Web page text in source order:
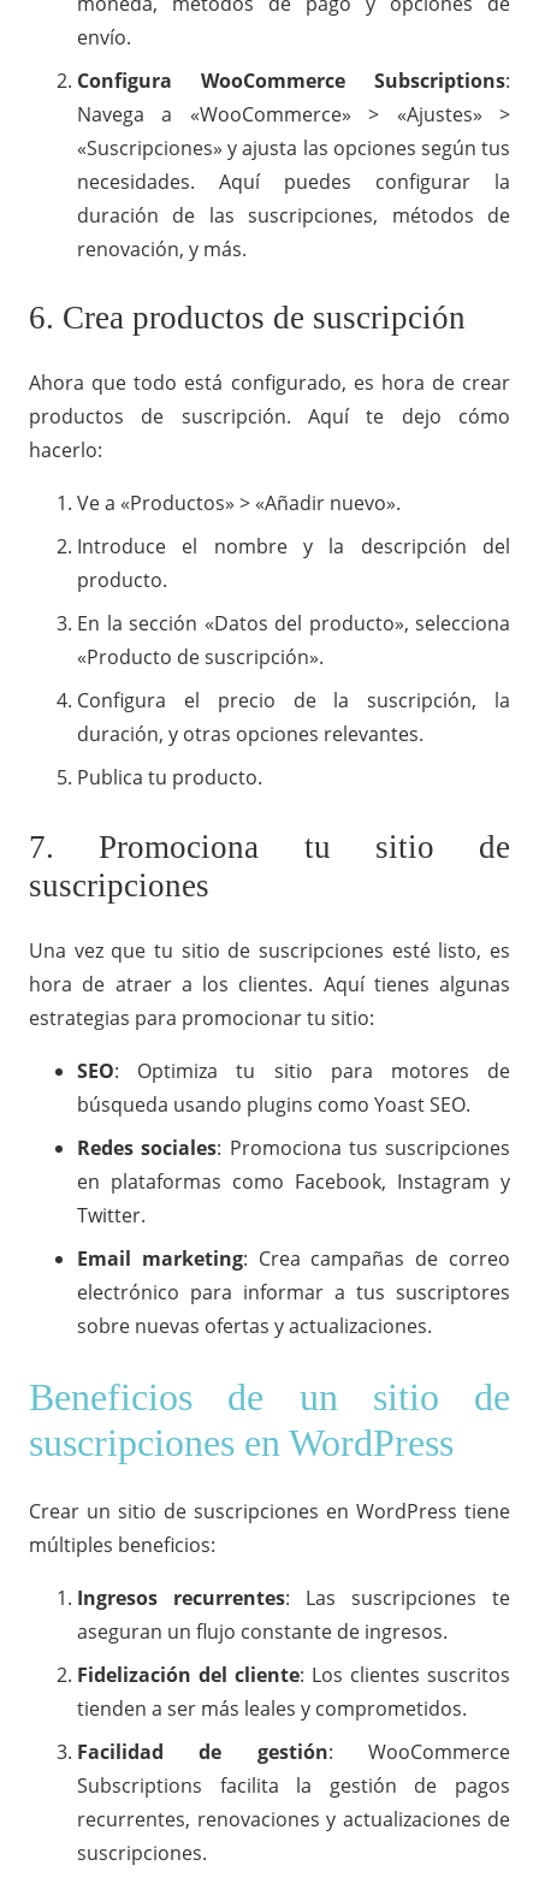
envío.
Configura WooCommerce Subscriptions:
Navega a «WooCommerce» > «Ajustes» >
«Suscripciones» y ajusta las opciones según tus
necesidades. Aquí puedes configurar la
duración de las suscripciones, métodos de
renovación, y más.
6. Crea productos de suscripción
Ahora que todo está configurado, es hora de crear
productos de suscripción. Aquí te dejo cómo
hacerlo:
Ve a «Productos» > «Añadir nuevo».
Introduce el nombre y la descripción del
producto.
En la sección «Datos del producto», selecciona
«Producto de suscripción».
Configura el precio de la suscripción, la
duración, y otras opciones relevantes.
Publica tu producto.
7. Promociona tu sitio de
suscripciones
Una vez que tu sitio de suscripciones esté listo, es
hora de atraer a los clientes. Aquí tienes algunas
estrategias para promocionar tu sitio:
SEO: Optimiza tu sitio para motores de
búsqueda usando plugins como Yoast SEO.
Redes sociales: Promociona tus suscripciones
en plataformas como Facebook, Instagram y
Twitter.
Email marketing: Crea campañas de correo
electrónico para informar a tus suscriptores
sobre nuevas ofertas y actualizaciones.
Beneficios de un sitio de
suscripciones en WordPress
Crear un sitio de suscripciones en WordPress tiene
múltiples beneficios:
Ingresos recurrentes: Las suscripciones te
aseguran un flujo constante de ingresos.
Fidelización del cliente: Los clientes suscritos
tienden a ser más leales y comprometidos.
Facilidad de gestión: WooCommerce
Subscriptions facilita la gestión de pagos
recurrentes, renovaciones y actualizaciones de
suscripciones.